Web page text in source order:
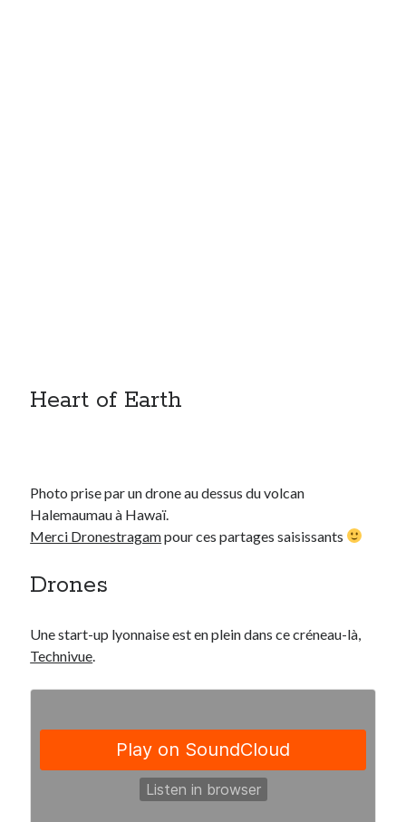
Heart of Earth
Photo prise par un drone au dessus du volcan
Halemaumau à Hawaï.
Merci Dronestragampour ces partages saisissants
Drones
Une start-up lyonnaise est en plein dans ce créneau-là,
Technivue.